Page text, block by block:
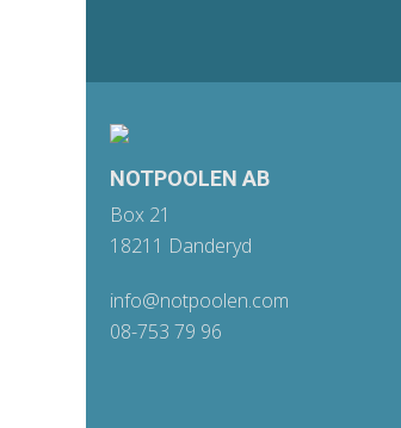
NOTPOOLEN AB
Box 21
18211 Danderyd
info@notpoolen.com
08-753 79 96